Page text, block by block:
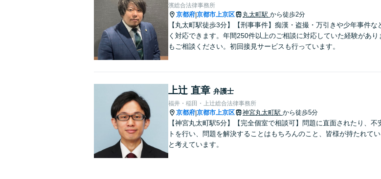
濱総合法律事務所
京都府|京都市上京区 丸太町駅 から徒歩2分
【丸太町駅徒歩3分】【刑事事件】痴漢・盗撮・万引きや少年事件
く対応できます。年間250件以上のご相談に対応していた経験があ
もご相談ください。初回接見サービスも行っています。
上辻 直章 弁護士
福井・稲田・上辻総合法律事務所
京都府|京都市上京区 神宮丸太町駅 から徒歩5分
【神宮丸太町駅5分】【完全個室で相談可】問題に直面されたり、
トを行い、問題を解決することはもちろんのこと、皆様が持たれて
と考えています。